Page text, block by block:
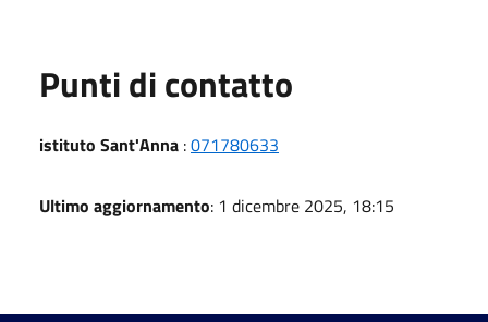
Punti di contatto
istituto Sant'Anna :071780633
Ultimo aggiornamento: 1 dicembre 2025, 18:15